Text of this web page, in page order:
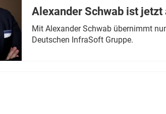
Alexander Schwab ist
Mit Alexander Schwab übernimmt
Deutschen InfraSoft Gruppe.